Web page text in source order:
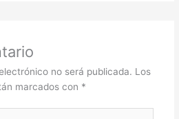
no será publicada. Los
marcados con *